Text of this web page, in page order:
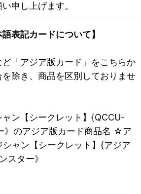
申し上げます。
表記カードについて】
「アジア版カード」をこちらか
除き、商品を区別しておりませ
ン【シークレット】{QCCU-
》のアジア版カード商品名 ☆ア
ャン【シークレット】{アジア
スター》